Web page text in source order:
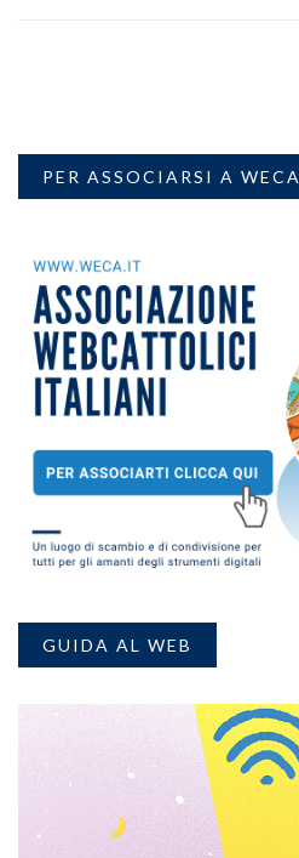
PER ASSOCIARSI A WECA
GUIDA AL WEB